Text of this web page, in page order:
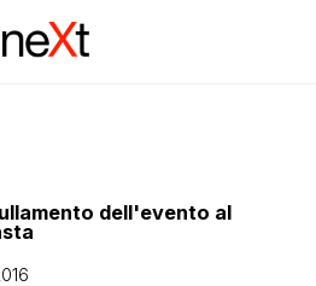
dell'evento al